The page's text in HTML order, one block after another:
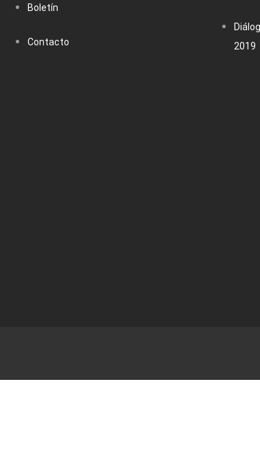
Boletín
Contacto
2019